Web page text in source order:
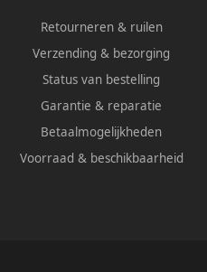
Retourneren & ruilen
Verzending & bezorging
Status van bestelling
Garantie & reparatie
Betaalmogelijkheden
Voorraad & beschikbaarheid